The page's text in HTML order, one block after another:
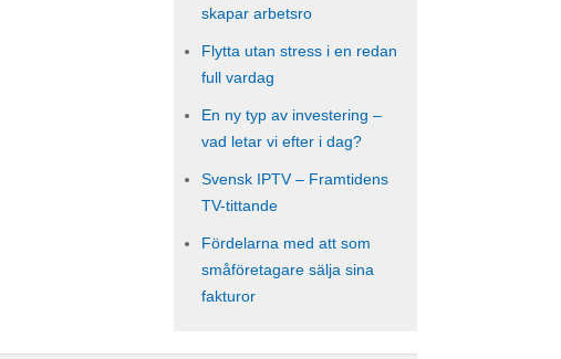
skapar arbetsro
Flytta utan stress i en redan
full vardag
En ny typ av investering –
vad letar vi efter i dag?
Svensk IPTV – Framtidens
TV-tittande
Fördelarna med att som
småföretagare sälja sina
fakturor